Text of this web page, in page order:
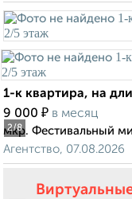
2/8
1-к квартира, на
9 000 ₽ в месяц
мкр. Фестивальный
Агентство, 07.08.2026